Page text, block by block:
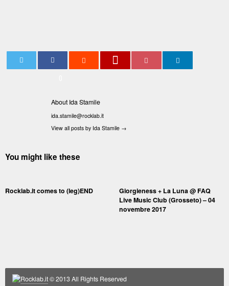
About Ida Stamile
ida.stamile@rocklab.it
View all posts by Ida Stamile →
You might like these
Rocklab.it comes to (leg)END
Giorgieness + La Luna @ FAQ
Live Music Club (Grosseto) – 04
novembre 2017
Rocklab.it© 2013 All Rights Reserved